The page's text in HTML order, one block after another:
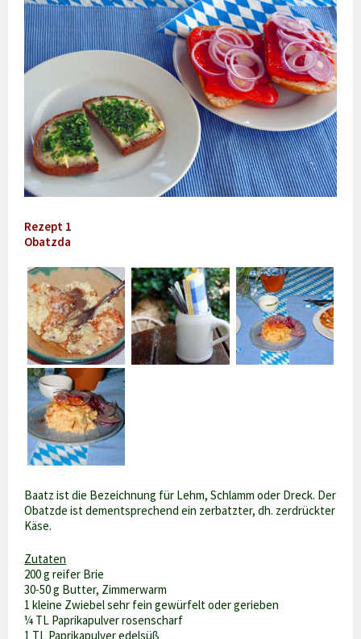
Rezept 1
Obatzda
Baatz ist die Bezeichnung für Lehm, Schlamm oder Dreck. Der
Obatzde ist dementsprechend ein zerbatzter, dh. zerdrückter
Käse.
Zutaten
200 g reifer Brie
30-50 g Butter, Zimmerwarm
1 kleine Zwiebel sehr fein gewürfelt oder gerieben
¼ TL Paprikapulver rosenscharf
1 TL Paprikapulver edelsüß